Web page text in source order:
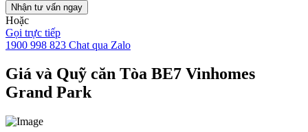
Nhận tư vấn ngay
Hoặc
Gọi trực tiếp
1900 998 823 Chat qua Zalo
Giá và Quỹ căn Tòa BE7 Vinhomes
Grand Park